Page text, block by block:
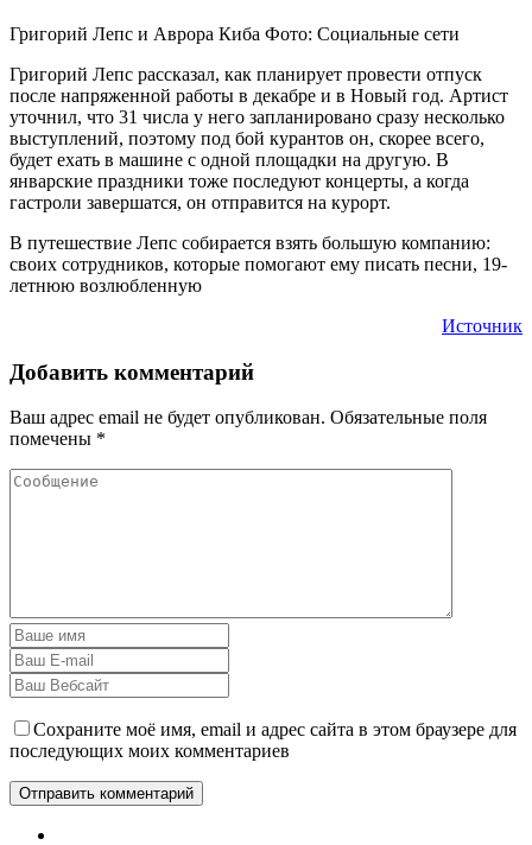
Григорий Лепс и Аврора Киба Фото: Социальные сети
Григорий Лепс рассказал, как планирует провести отпуск
после напряженной работы в декабре и в Новый год. Артист
уточнил, что 31 числа у него запланировано сразу несколько
выступлений, поэтому под бой курантов он, скорее всего,
будет ехать в машине с одной площадки на другую. В
январские праздники тоже последуют концерты, а когда
гастроли завершатся, он отправится на курорт.
В путешествие Лепс собирается взять большую компанию:
своих сотрудников, которые помогают ему писать песни, 19-
летнюю возлюбленную
Источник
Добавить комментарий
Ваш адрес email не будет опубликован. Обязательные поля
помечены *
Сохраните моё имя, email и адрес сайта в этом браузере для
последующих моих комментариев